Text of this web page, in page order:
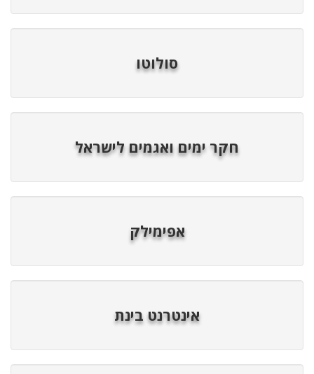
סולוטו
חקר ימים ואגמים לישראל
אפימילק
אינטרנט בינת